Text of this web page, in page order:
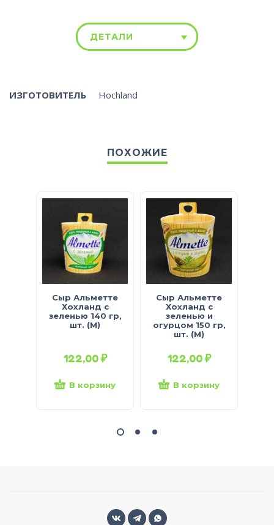
ДЕТАЛИ
ИЗГОТОВИТЕЛЬ Hochland
ПОХОЖИЕ
Сыр Альметте
Хохланд с
зеленью 140 гр,
шт. (М)
122,00₽
В корзину
Сыр Альметте
Хохланд с
зеленью и
огурцом 150 гр,
шт. (М)
122,00₽
В корзину